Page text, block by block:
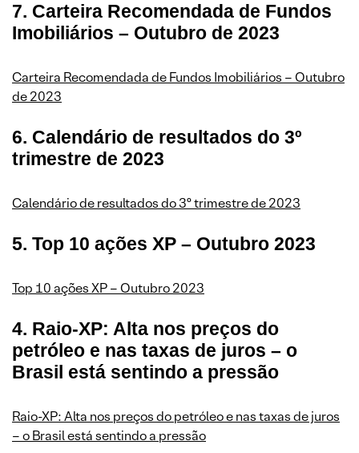
7. Carteira Recomendada de Fundos
Imobiliários – Outubro de 2023
Carteira Recomendada de Fundos Imobiliários – Outubro
de 2023
6. Calendário de resultados do 3º
trimestre de 2023
Calendário de resultados do 3º trimestre de 2023
5. Top 10 ações XP – Outubro 2023
Top 10 ações XP – Outubro 2023
4. Raio-XP: Alta nos preços do
petróleo e nas taxas de juros – o
Brasil está sentindo a pressão
Raio-XP: Alta nos preços do petróleo e nas taxas de juros
– o Brasil está sentindo a pressão